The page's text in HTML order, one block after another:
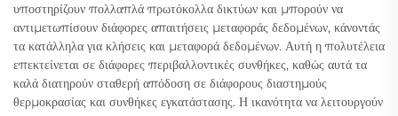
υποστηρίζουν πολλαπλά πρωτόκολλα δικτύων και μπορούν να
αντιμετωπίσουν διάφορες απαιτήσεις μεταφοράς δεδομένων, κάνοντάς
τα κατάλληλα για κλήσεις και μεταφορά δεδομένων. Αυτή η πολυτέλεια
επεκτείνεται σε διάφορες περιβαλλοντικές συνθήκες, καθώς αυτά τα
καλά διατηρούν σταθερή απόδοση σε διάφορους διαστημούς
θερμοκρασίας και συνθήκες εγκατάστασης. Η ικανότητα να λειτουργούν